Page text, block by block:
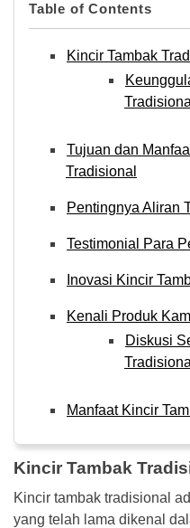
Table of Contents
Kincir Tambak
Tradisional
Tujuan dan
Tradisional
Pentingnya Aliran
Testimonial Para
Inovasi Kincir
Kenali Produk
Diskusi
Tradisional
Manfaat Kincir
Kincir Tambak
Kincir tambak tradisional
yang telah lama dikenal